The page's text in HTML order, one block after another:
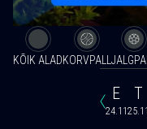
KÕIK ALADKORVPALL
E
24.11
T
25.11